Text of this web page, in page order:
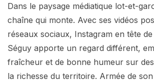
Dans le paysage médiatique lot-et-
chaîne qui monte. Avec ses vidéos
réseaux sociaux, Instagram en tête
Séguy apporte un regard différent,
fraîcheur et de bonne humeur sur
la richesse du territoire. Armée de